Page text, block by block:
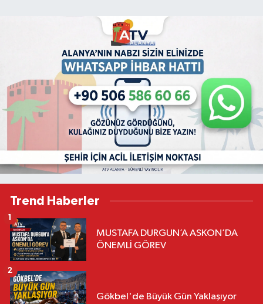
Trend Haberler
MUSTAFA DURGUN’A ASKON’DA
ÖNEMLİ GÖREV
1
Gökbel'de Büyük Gün Yaklaşıyor
2